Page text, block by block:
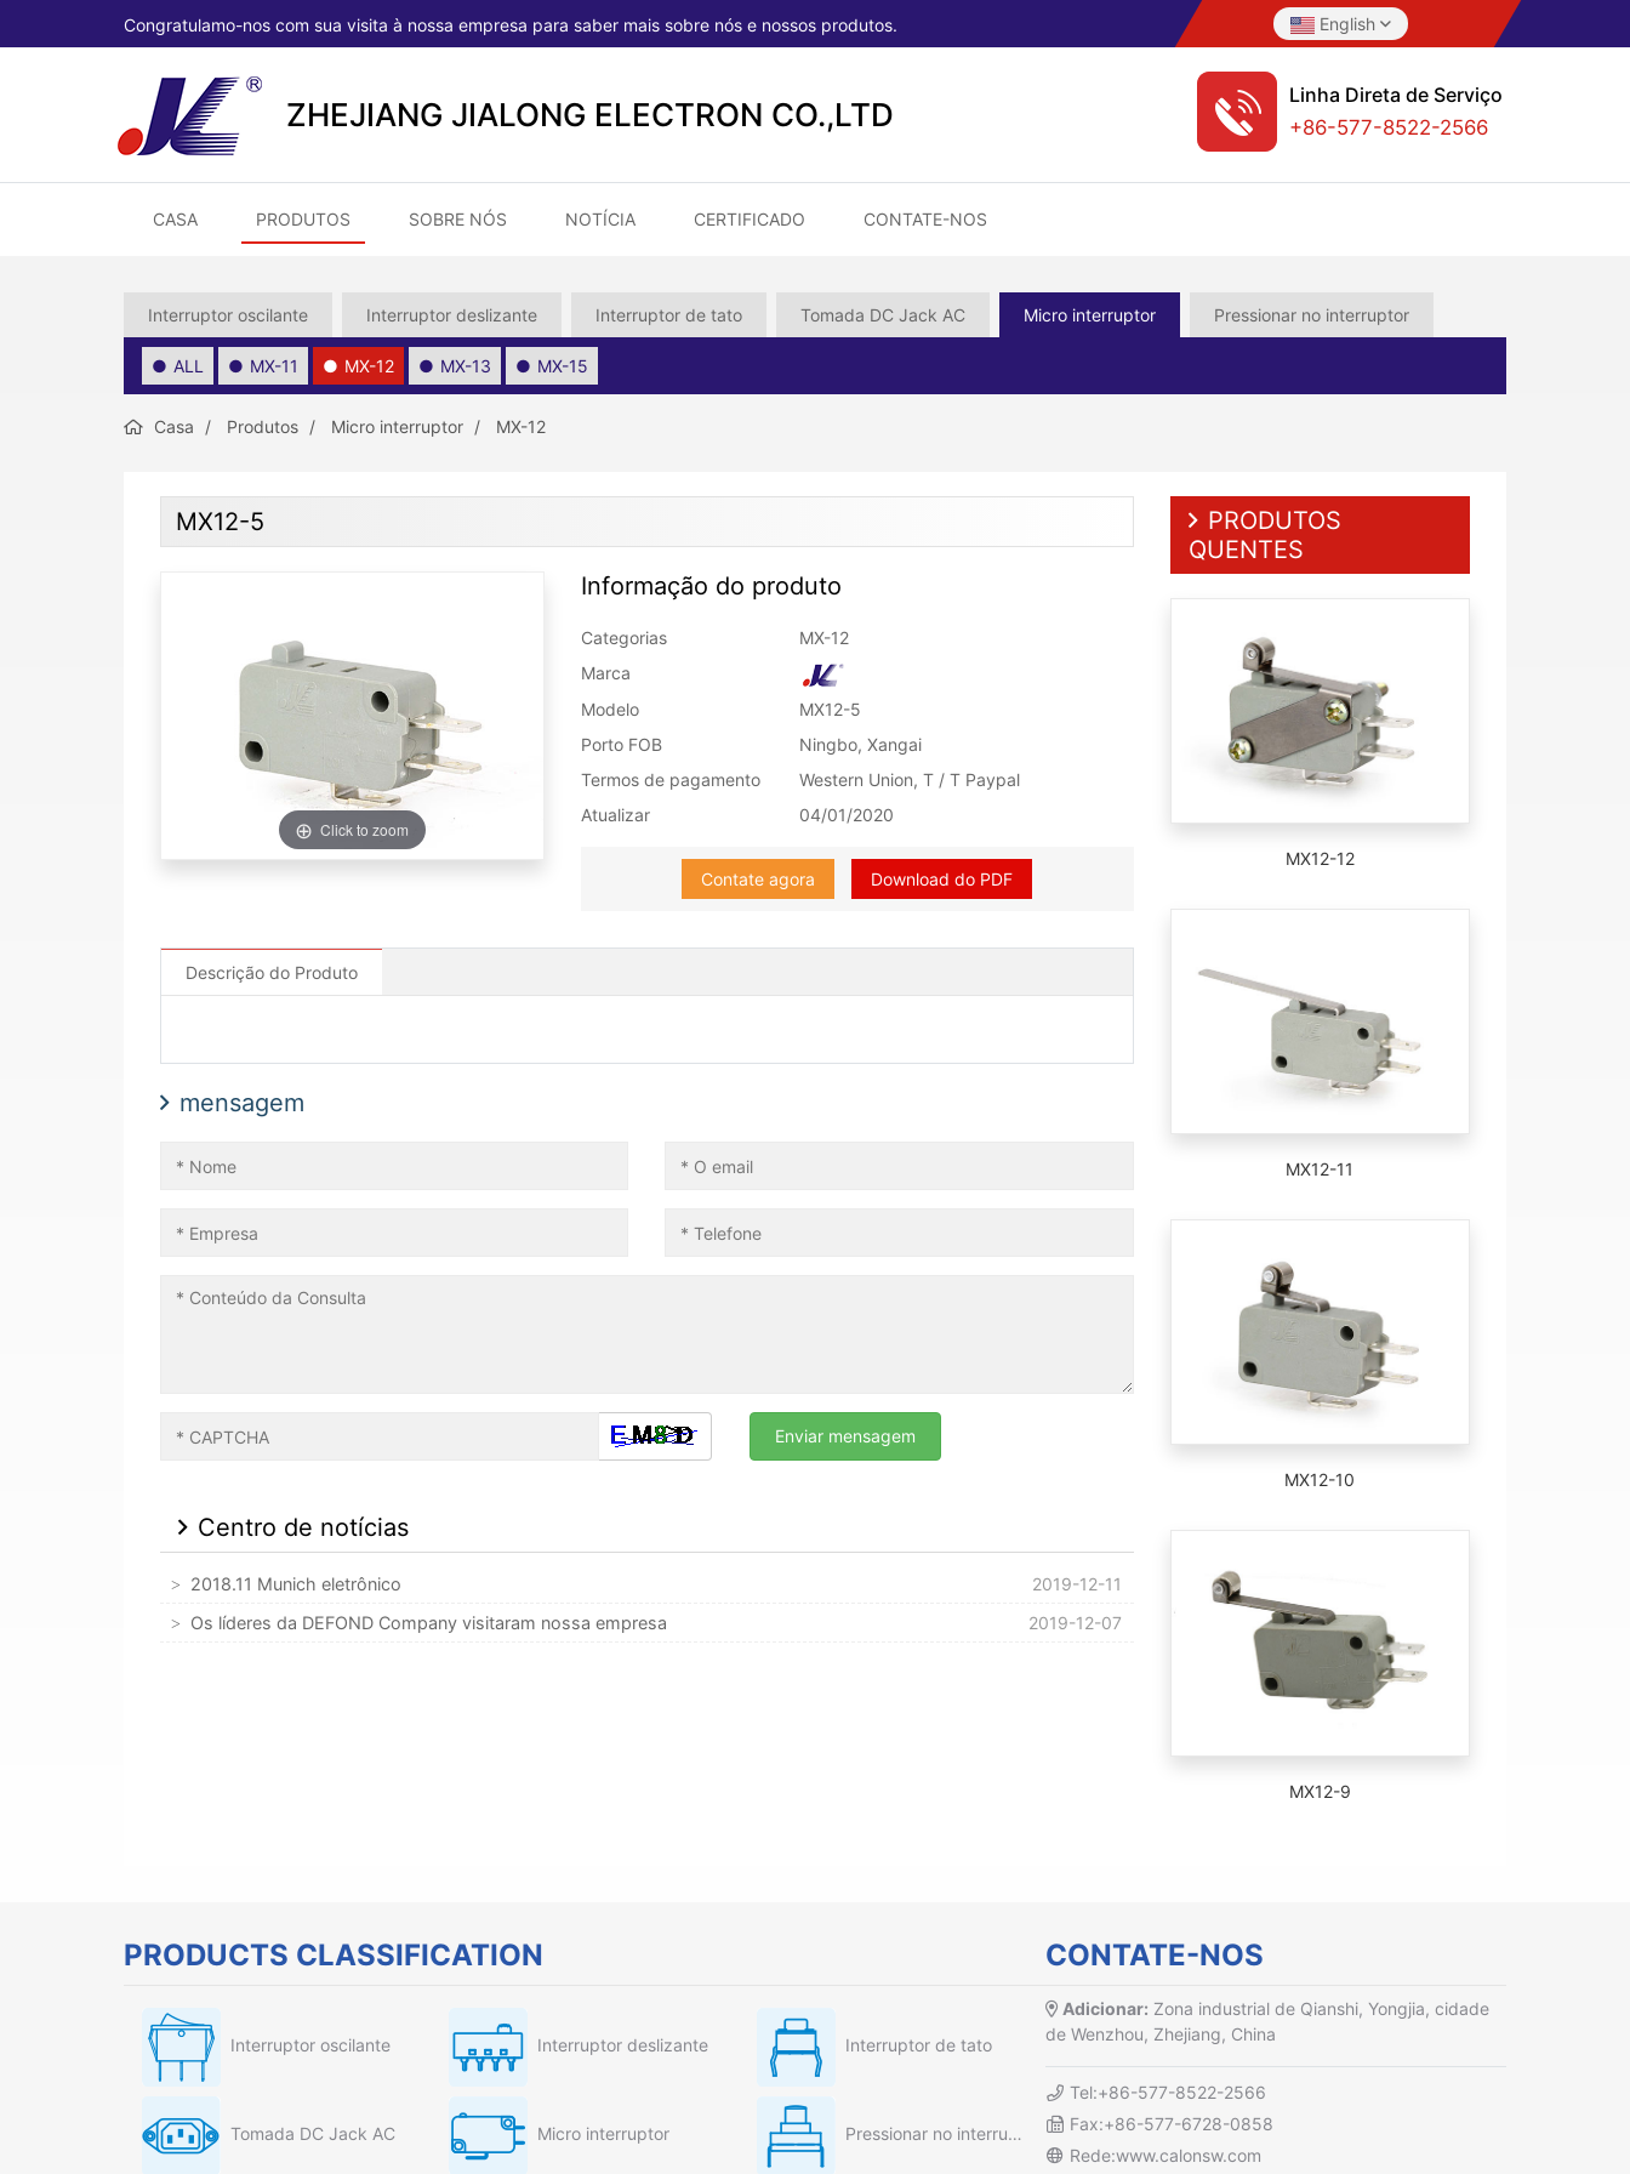
Congratulamo-nos com sua visita à nossa empresa para saber mais sobre nós e nossos produtos. English
ZHEJIANG JIALONG ELECTRON CO.,LTD
Linha Direta de Serviço
+86-577-8522-2566
CASA PRODUTOS SOBRE NÓS NOTÍCIA CERTIFICADO CONTATE-NOS
Interruptor oscilante Interruptor deslizante Interruptor de tato Tomada DC Jack AC Micro interruptor Pressionar no interruptor
ALL MX-11 MX-12 MX-13 MX-15
Casa Produtos Micro interruptor MX-12
MX12-5
Click to zoom
Informação do produto
Categorias
MX-12
Marca
Modelo
MX12-5
Porto FOB
Ningbo, Xangai
Termos de pagamento
Western Union, T / T Paypal
Atualizar
04/01/2020
Contate agora Download do PDF
Descrição do Produto
mensagem
Centro de notícias
2019-12-11
2018.11 Munich eletrônico
2019-12-07
Os líderes da DEFOND Company visitaram nossa empresa
PRODUTOS
QUENTES
MX12-12
MX12-11
MX12-10
MX12-9
PRODUCTS CLASSIFICATION
Interruptor oscilante Interruptor deslizante Interruptor de tato
Tomada DC Jack AC Micro interruptor Pressionar no interruptor
CONTATE-NOS
Adicionar: Zona industrial de Qianshi, Yongjia, cidade
de Wenzhou, Zhejiang, China
Tel:+86-577-8522-2566
Fax:+86-577-6728-0858
Rede:www.calonsw.com